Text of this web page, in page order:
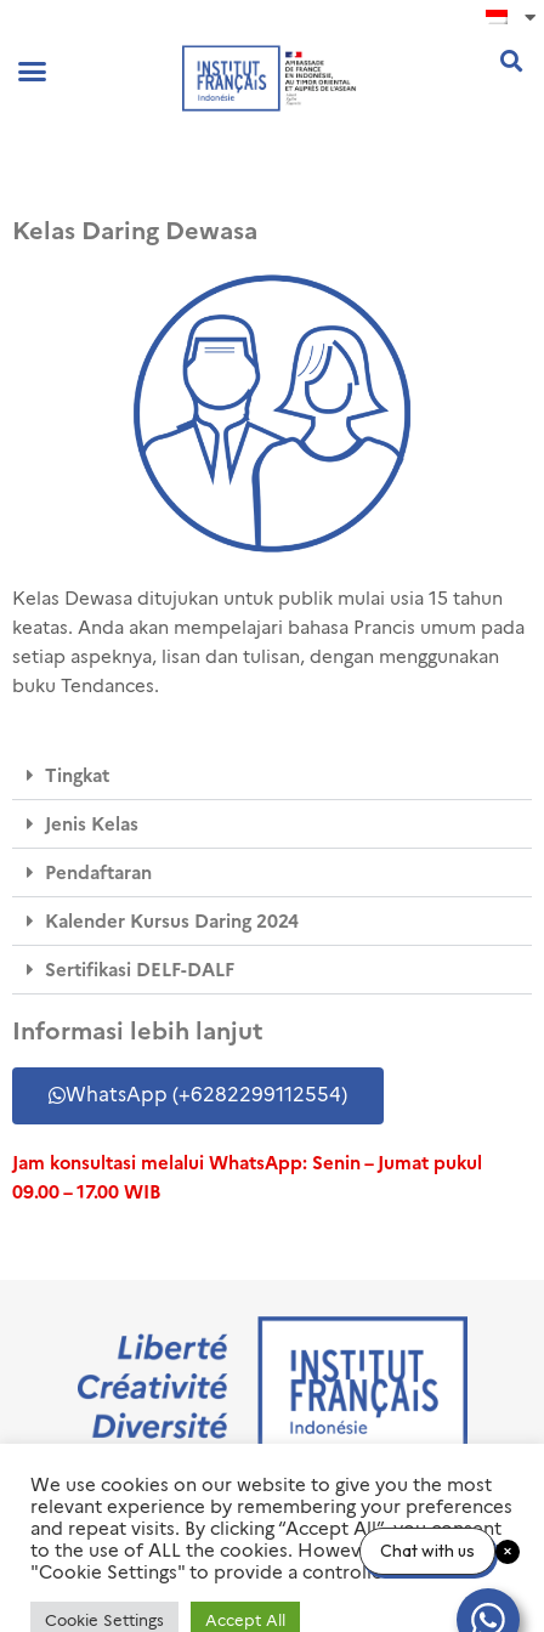
Kelas Daring Dewasa
Kelas Dewasa ditujukan untuk publik mulai usia 15 tahun
keatas. Anda akan mempelajari bahasa Prancis umum pada
setiap aspeknya, lisan dan tulisan, dengan menggunakan
buku Tendances.
Tingkat
Jenis Kelas
Pendaftaran
Kalender Kursus Daring 2024
Sertifikasi DELF-DALF
Informasi lebih lanjut
WhatsApp (+6282299112554)
Jam konsultasi melalui WhatsApp: Senin – Jumat pukul
09.00 – 17.00 WIB
Jalan M.H. Thamrin No. 20 Jakarta Pusat 10350
+6221 23 55 79 00
info@ifi-id.com
© 2020 All Right Reserved
INSTITUT FRANÇAIS D’INDONÉSIE – IFI
We use cookies on our website to give you the most
relevant experience by remembering your preferences
and repeat visits. By clicking “Accept All”, you consent
to the use of ALL the cookies. However, you may visit
"Cookie Settings" to provide a controlled consent.
Cookie Settings Accept All
Chat with us